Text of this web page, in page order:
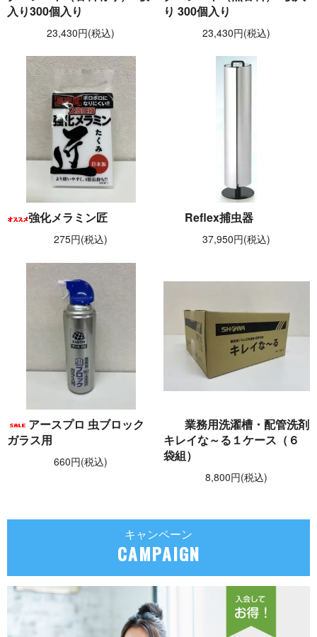
入り300個入り
23,430円(税込)
り 300個入り
23,430円(税込)
強化メラミン匠
275円(税込)
Reflex捕虫器
37,950円(税込)
アースプロ 虫ブロック
ガラス用
660円(税込)
業務用洗濯槽・配管洗剤
キレイな～る１ケース（６
袋組）
8,800円(税込)
キャンペーン
CAMPAIGN